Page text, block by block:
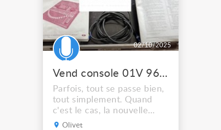
02/10/2025
Vend console 01V 96 V2 Yamaha
Parfois, tout se passe bien,
tout simplement. Quand
c'est le cas, la nouvelle
01v96i est là pour capturer
Olivet